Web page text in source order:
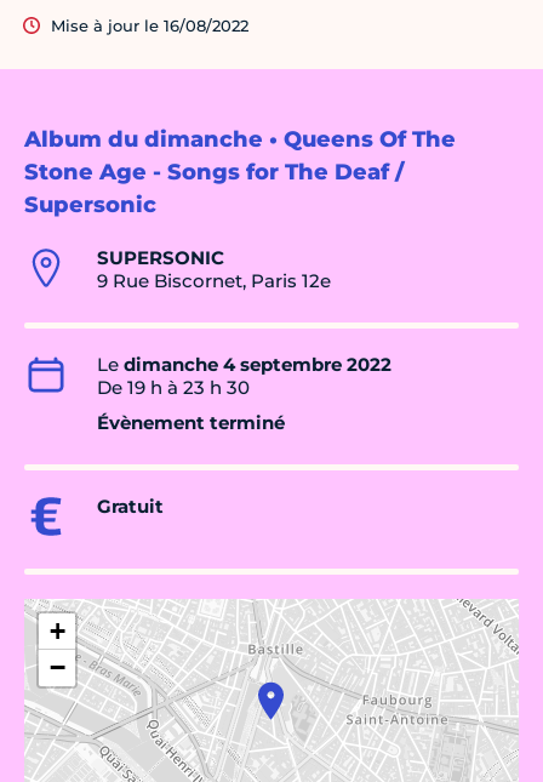
Album du dimanche • Queens Of The
Stone Age - Songs for The Deaf /
Supersonic
SUPERSONIC
9 Rue Biscornet, Paris 12e
Le dimanche 4 septembre 2022
De 19 h à 23 h 30
Évènement terminé
Gratuit
+
−
Mise à jour le 16/08/2022